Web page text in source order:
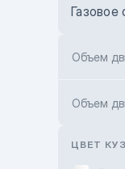
Газовое
Объем
Объем
ЦВЕТ